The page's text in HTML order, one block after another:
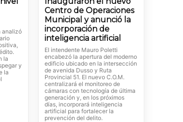
analizó
la
y
la
Centro de Operaciones
Municipal y anunció la
incorporación de
inteligencia artificial
El intendente Mauro Poletti
encabezó la apertura del moderno
edificio ubicado en la intersección
de avenida Dusso y Ruta
Provincial 51. El nuevo C.O.M.
centralizará el monitoreo de
cámaras con tecnología de última
generación y, en los próximos
días, incorporará inteligencia
artificial para fortalecer la
prevención del delito.